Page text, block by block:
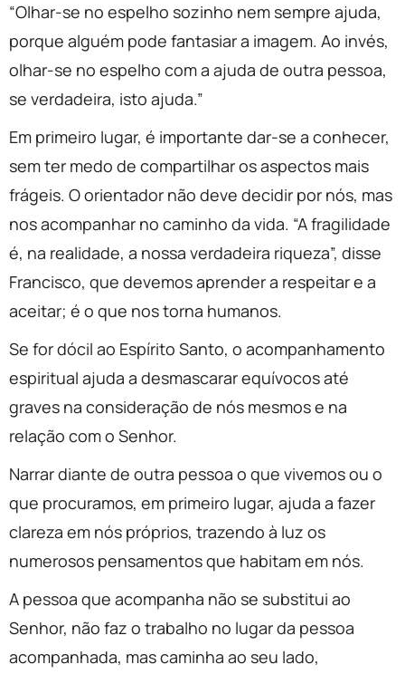
“Olhar-se no espelho sozinho nem sempre ajuda,
porque alguém pode fantasiar a imagem. Ao invés,
olhar-se no espelho com a ajuda de outra pessoa,
se verdadeira, isto ajuda.”
Em primeiro lugar, é importante dar-se a conhecer,
sem ter medo de compartilhar os aspectos mais
frágeis. O orientador não deve decidir por nós, mas
nos acompanhar no caminho da vida. “A fragilidade
é, na realidade, a nossa verdadeira riqueza”, disse
Francisco, que devemos aprender a respeitar e a
aceitar; é o que nos torna humanos.
Se for dócil ao Espírito Santo, o acompanhamento
espiritual ajuda a desmascarar equívocos até
graves na consideração de nós mesmos e na
relação com o Senhor.
Narrar diante de outra pessoa o que vivemos ou o
que procuramos, em primeiro lugar, ajuda a fazer
clareza em nós próprios, trazendo à luz os
numerosos pensamentos que habitam em nós.
A pessoa que acompanha não se substitui ao
Senhor, não faz o trabalho no lugar da pessoa
acompanhada, mas caminha ao seu lado,